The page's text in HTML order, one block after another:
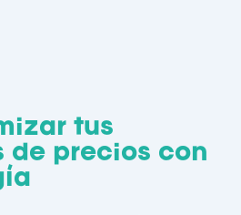
tus
de precios con